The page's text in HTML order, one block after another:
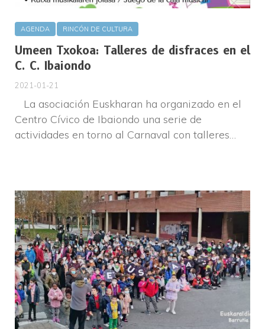
AGENDA RINCÓN DE CULTURA
Umeen Txokoa: Talleres de disfraces en el
C. C. Ibaiondo
2021-01-21
La asociación Euskharan ha organizado en el
Centro Cívico de Ibaiondo una serie de
actividades en torno al Carnaval con talleres…